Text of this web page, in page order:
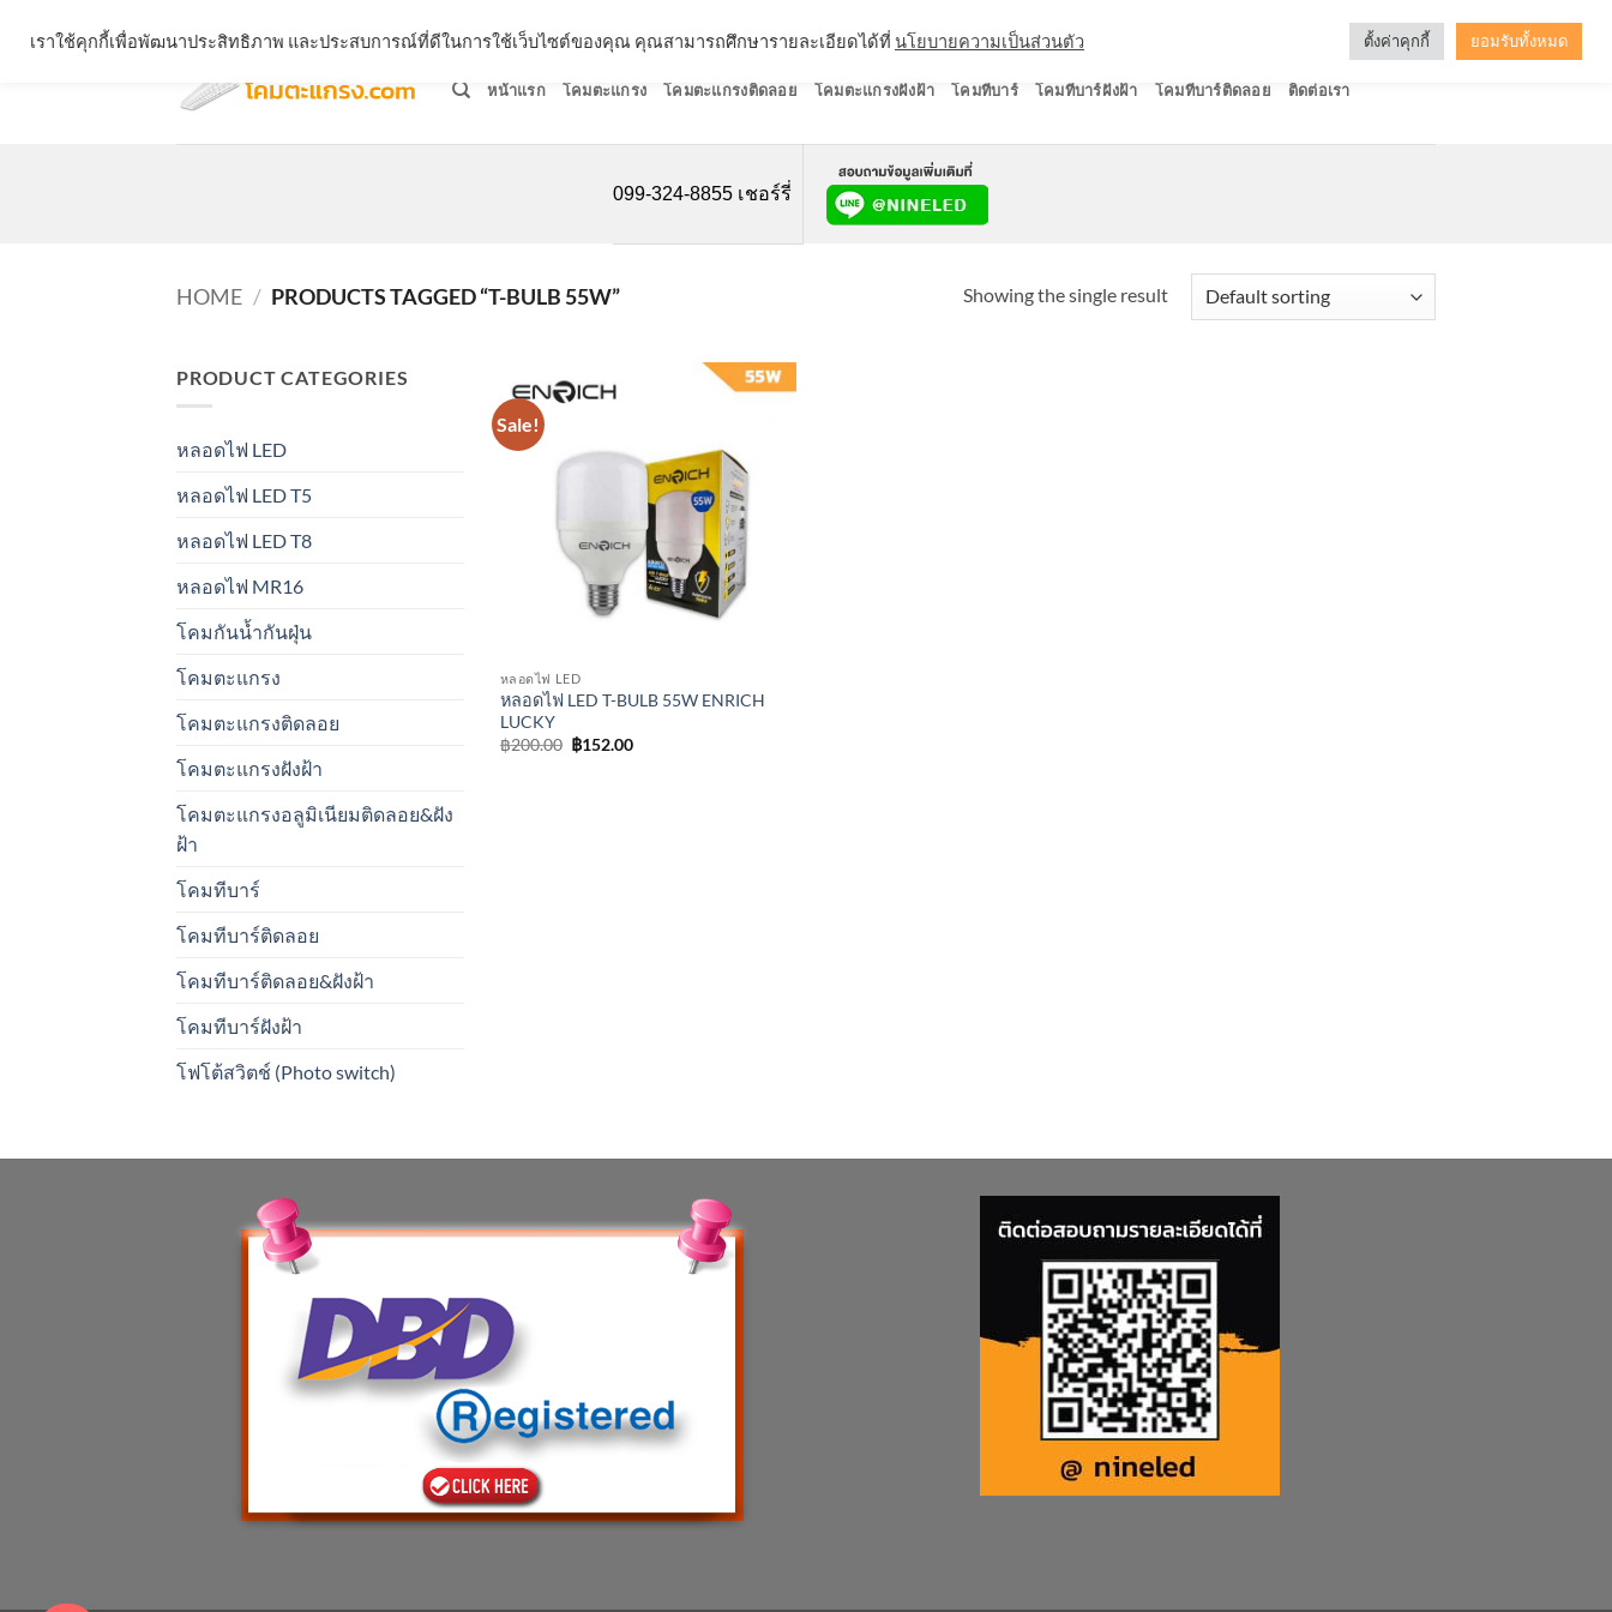
หน้าแรก โคมตะแกรง โคมตะแกรงติดลอย โคมตะแกรงฝังฝ้า โคมทีบาร์ โคมทีบาร์ฝังฝ้า โคมทีบาร์ติดลอย ติดต่อเรา
099-324-8855 เชอร์รี่
HOME / PRODUCTS TAGGED “T-BULB 55W” Showing the single result
PRODUCT CATEGORIES
หลอดไฟ LED
หลอดไฟ LED T5
หลอดไฟ LED T8
หลอดไฟ MR16
โคมกันน้ำกันฝุ่น
โคมตะแกรง
โคมตะแกรงติดลอย
โคมตะแกรงฝังฝ้า
โคมตะแกรงอลูมิเนียมติดลอย&ฝัง
ฝ้า
โคมทีบาร์
โคมทีบาร์ติดลอย
โคมทีบาร์ติดลอย&ฝังฝ้า
โคมทีบาร์ฝังฝ้า
โฟโต้สวิตช์ (Photo switch)
Sale!
หลอดไฟ LED
หลอดไฟ LED T-BULB 55W ENRICH
LUCKY
฿200.00 Original
price
฿152.00Current
เราใช้คุกกี้เพื่อพัฒนาประสิทธิภาพ และประสบการณ์ที่ดีในการใช้เว็บไซต์ของคุณ คุณสามารถศึกษารายละเอียดได้ที่ นโยบายความเป็นส่วนตัว ตั้งค่าคุกกี้ ยอมรับทั้งหมด